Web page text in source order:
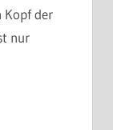
Kopf der
nur